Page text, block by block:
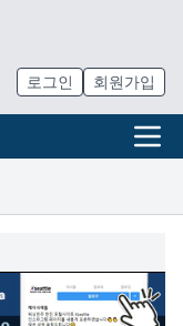
로그인 회원가입